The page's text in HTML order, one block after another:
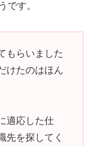
です。
もらいました
けたのはほん
適応した仕
先を探してく